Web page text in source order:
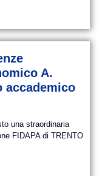
A.
accademico
una straordinaria
FIDAPA di TRENTO